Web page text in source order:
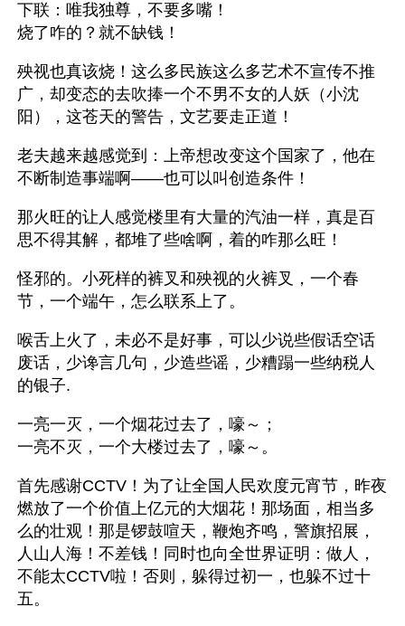
下联：唯我独尊，不要多嘴！
烧了咋的？就不缺钱！
殃视也真该烧！这么多民族这么多艺术不宣传不推
广，却变态的去吹捧一个不男不女的人妖（小沈
阳），这苍天的警告，文艺要走正道！
老夫越来越感觉到：上帝想改变这个国家了，他在
不断制造事端啊——也可以叫创造条件！
那火旺的让人感觉楼里有大量的汽油一样，真是百
思不得其解，都堆了些啥啊，着的咋那么旺！
怪邪的。小死样的裤叉和殃视的火裤叉，一个春
节，一个端午，怎么联系上了。
喉舌上火了，未必不是好事，可以少说些假话空话
废话，少谗言几句，少造些谣，少糟蹋一些纳税人
的银子.
一亮一灭，一个烟花过去了，嚎～；
一亮不灭，一个大楼过去了，嚎～。
首先感谢CCTV！为了让全国人民欢度元宵节，昨夜
燃放了一个价值上亿元的大烟花！那场面，相当多
么的壮观！那是锣鼓喧天，鞭炮齐鸣，警旗招展，
人山人海！不差钱！同时也向全世界证明：做人，
不能太CCTV啦！否则，躲得过初一，也躲不过十
五。